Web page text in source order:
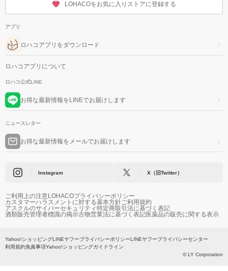
LOHACOをお気に入りストアに登録する
アプリ
ロハコアプリをダウンロード
ロハコアプリについて
ロハコ公式LINE
お得な最新情報をLINEでお届けします
ニュースレター
お得な最新情報をメールでお届けします
Instagram X（旧Twitter）
ご利用上の注意LOHACOプライバシーポリシー
カスタマーハラスメントに対する基本方針ご利用規約
アスクルのサイバーセキュリティ特定商取引法に基づく表記
酒類販売管理者標識の掲示古物営業法に基づく表記医薬品の販売に関する表示
Yahoo!ショッピングLINEヤフープライバシーポリシーLINEヤフープライバシーセンター
利用規約免責事項Yahoo!ショッピングガイドライン
© LY Corporation